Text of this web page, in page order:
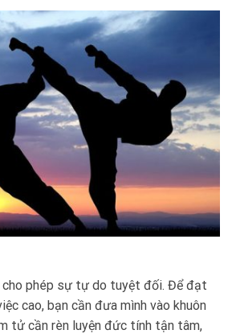
cho phép sự tự do tuyệt đối. Để đạt
cao, bạn cần đưa mình vào khuôn
tử cần rèn luyện đức tính tận tâm,